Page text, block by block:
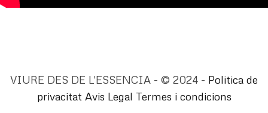
VIURE DES DE L'ESSENCIA - © 2024 - Politica de
privacitat Avis Legal Termes i condicions